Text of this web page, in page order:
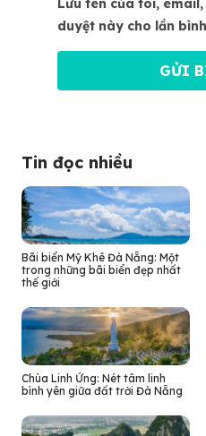
duyệt này cho lần
Tin đọc nhiều
Bãi biển Mỹ Khê Đà Nẵng: Một
trong những bãi biển đẹp nhất
thế giới
Chùa Linh Ứng: Nét tâm linh
bình yên giữa đất trời Đà Nẵng